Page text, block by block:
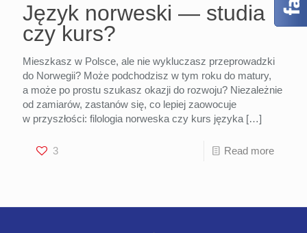
Język norweski — studia
czy kurs?
Mieszkasz w Polsce, ale nie wykluczasz przeprowadzki
do Norwegii? Może podchodzisz w tym roku do matury,
a może po prostu szukasz okazji do rozwoju? Niezależnie
od zamiarów, zastanów się, co lepiej zaowocuje
w przyszłości: filologia norweska czy kurs języka […]
3 Read more